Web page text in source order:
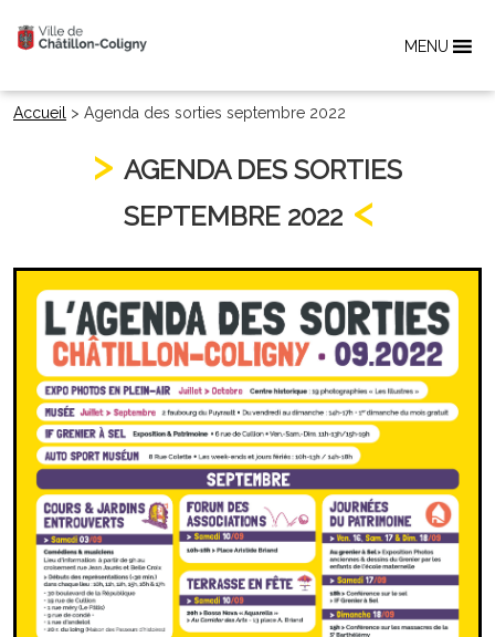
MENU
Accueil > Agenda des sorties septembre 2022
AGENDA DES SORTIES
SEPTEMBRE 2022